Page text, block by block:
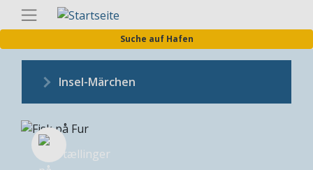
Direkt
zum
Suche auf Hafen
Insel-Märchen